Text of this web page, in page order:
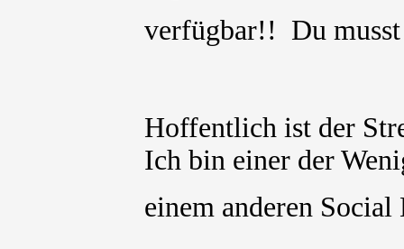
verfügbar!! Du
Hoffentlich ist der
Ich bin einer der
einem anderen